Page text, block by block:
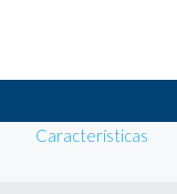
Características